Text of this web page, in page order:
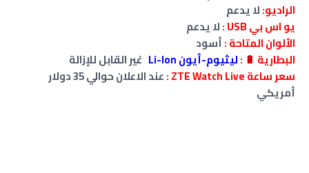
الراديو:لايدعم
يو اس بي USB :
لايدعم
الألوان المتاحة :أسود
البطارية 🔋
:ليثيوم-أيون Li-Ion
غير القابل للإزالة
سعر ساعة ZTE Watch Live :
عند الاعلان حوالي 35 دولار
أمريكي